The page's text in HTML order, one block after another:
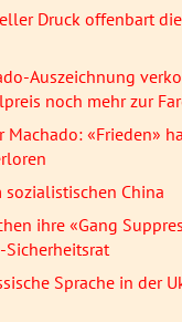
Druck offenbart
Auszeichnung
noch mehr zur
Machado: «Frieden»
sozialistischen China
ihre «Gang
Sicherheitsrat
Sprache in der